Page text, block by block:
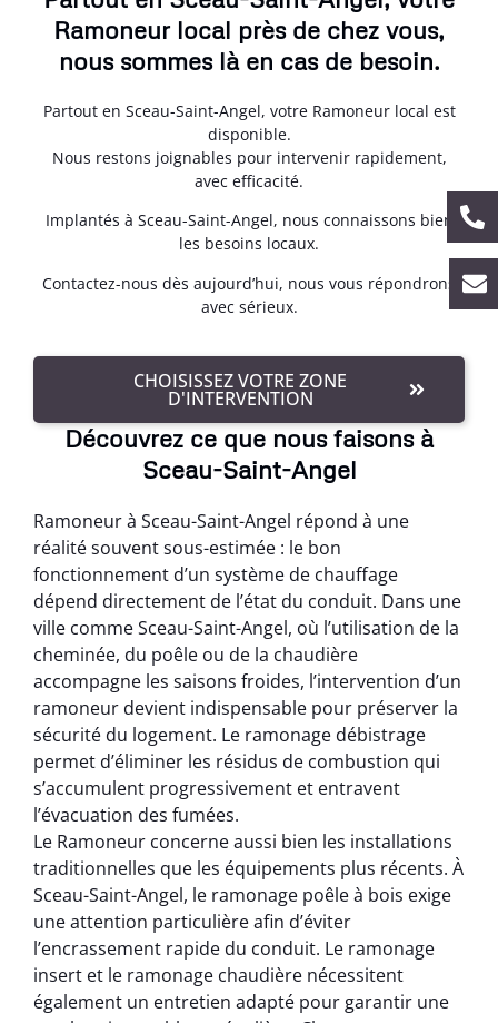
Ramoneur local près de chez vous,
nous sommes là en cas de besoin.
Partout en Sceau-Saint-Angel, votre Ramoneur local est
disponible.
Nous restons joignables pour intervenir rapidement,
avec efficacité.
Implantés à Sceau-Saint-Angel, nous connaissons bien
les besoins locaux.
Contactez-nous dès aujourd’hui, nous vous répondrons
avec sérieux.
CHOISISSEZ VOTRE ZONE
D'INTERVENTION
Découvrez ce que nous faisons à
Sceau-Saint-Angel
Ramoneur à Sceau-Saint-Angel répond à une
réalité souvent sous-estimée : le bon
fonctionnement d’un système de chauffage
dépend directement de l’état du conduit. Dans une
ville comme Sceau-Saint-Angel, où l’utilisation de la
cheminée, du poêle ou de la chaudière
accompagne les saisons froides, l’intervention d’un
ramoneur devient indispensable pour préserver la
sécurité du logement. Le ramonage débistrage
permet d’éliminer les résidus de combustion qui
s’accumulent progressivement et entravent
l’évacuation des fumées.
Le Ramoneur concerne aussi bien les installations
traditionnelles que les équipements plus récents. À
Sceau-Saint-Angel, le ramonage poêle à bois exige
une attention particulière afin d’éviter
l’encrassement rapide du conduit. Le ramonage
insert et le ramonage chaudière nécessitent
également un entretien adapté pour garantir une